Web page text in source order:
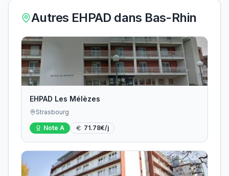
Autres EHPAD dans Bas-Rhin
EHPAD Les Mélèzes
Strasbourg
Note A 71.78€/j